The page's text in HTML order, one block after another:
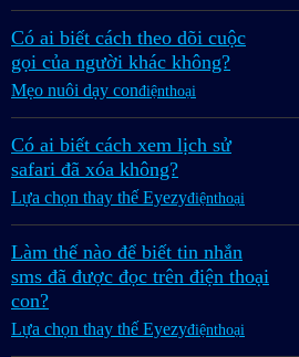
Có ai biết cách theo dõi cuộc
gọi của người khác không?
Mẹo nuôi dạy conđiệnthoại
Có ai biết cách xem lịch sử
safari đã xóa không?
Lựa chọn thay thế Eyezyđiệnthoại
Làm thế nào để biết tin nhắn
sms đã được đọc trên điện thoại
con?
Lựa chọn thay thế Eyezyđiệnthoại